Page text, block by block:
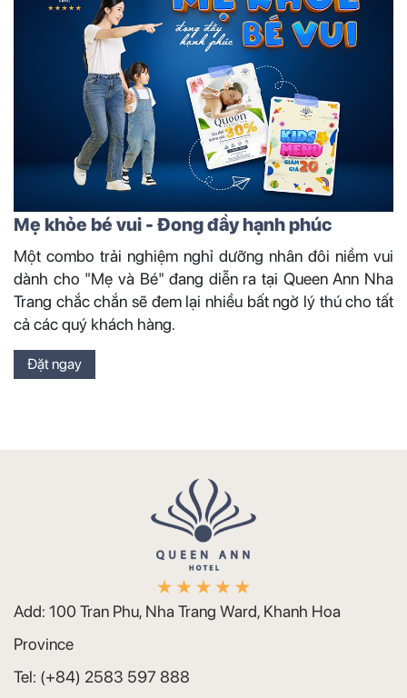
Mẹ khỏe bé vui - Đong đầy hạnh phúc
Một combo trải nghiệm nghỉ dưỡng nhân đôi niềm vui
dành cho "Mẹ và Bé" đang diễn ra tại Queen Ann Nha
Trang chắc chắn sẽ đem lại nhiều bất ngờ lý thú cho tất
cả các quý khách hàng.
Đặt ngay
Add: 100 Tran Phu, Nha Trang Ward, Khanh Hoa
Province
Tel: (+84) 2583 597 888